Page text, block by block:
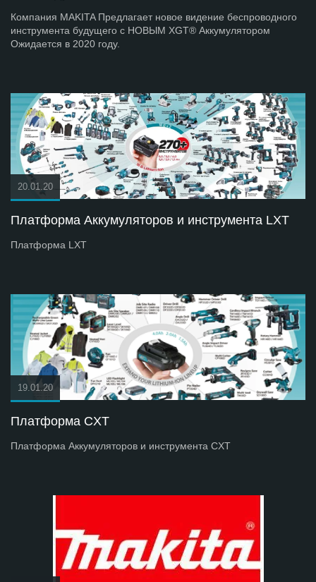
Компания MAKITA Предлагает новое видение беспроводного
инструмента будущего с НОВЫМ XGT® Аккумулятором
Ожидается в 2020 году.
20.01.20
Платформа Аккумуляторов и инструмента LXT
Платформа LXT
19.01.20
Платформа СXT
Платформа Аккумуляторов и инструмента СXT